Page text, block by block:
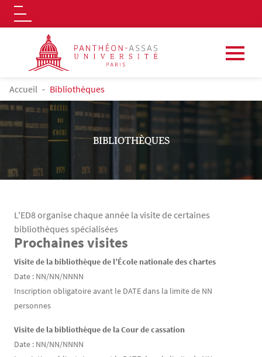
Aller au contenu principal
Logo
FIL D'ARIANE
Accueil Bibliothèques
BIBLIOTHÈQUES
L'ED8 organise chaque année la visite de certaines
bibliothèques spécialisées
Contenu
Texte
Prochaines visites
Visite de la bibliothèque de l’École nationale des chartes
Date : NN/NN/NNNN
Inscription obligatoire avant le DATE dans la limite de NN
personnes
Visite de la bibliothèque de la Cour de cassation
Date : NN/NN/NNNN